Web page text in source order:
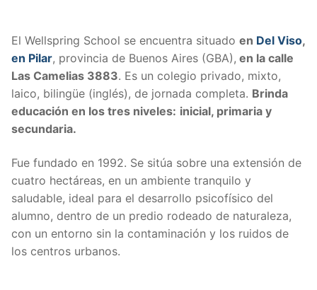
El Wellspring School se encuentra situado en Del Viso,
en Pilar, provincia de Buenos Aires (GBA), en la calle
Las Camelias 3883. Es un colegio privado, mixto,
laico, bilingüe (inglés), de jornada completa. Brinda
educación en los tres niveles: inicial, primaria y
secundaria.
Fue fundado en 1992. Se sitúa sobre una extensión de
cuatro hectáreas, en un ambiente tranquilo y
saludable, ideal para el desarrollo psicofísico del
alumno, dentro de un predio rodeado de naturaleza,
con un entorno sin la contaminación y los ruidos de
los centros urbanos.